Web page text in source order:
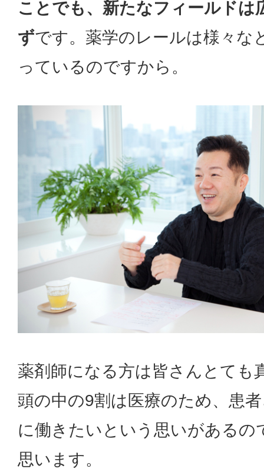
ことでも、新たなフィールドは
ずです。薬学のレールは様々な
っているのですから。
薬剤師になる方は皆さんとても
頭の中の9割は医療のため、患
に働きたいという思いがあるの
思います。